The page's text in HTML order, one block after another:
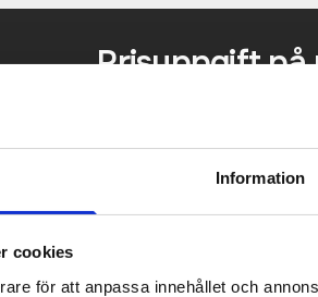
Information
cookies
för att anpassa innehållet och
Prisuppgift på
oss här för att få förslag på
KONTAKTA